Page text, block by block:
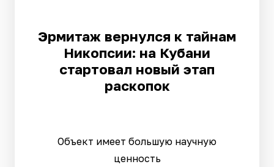
Эрмитаж вернулся к тайнам
Никопсии: на Кубани
стартовал новый этап
раскопок
Объект имеет большую научную
ценность